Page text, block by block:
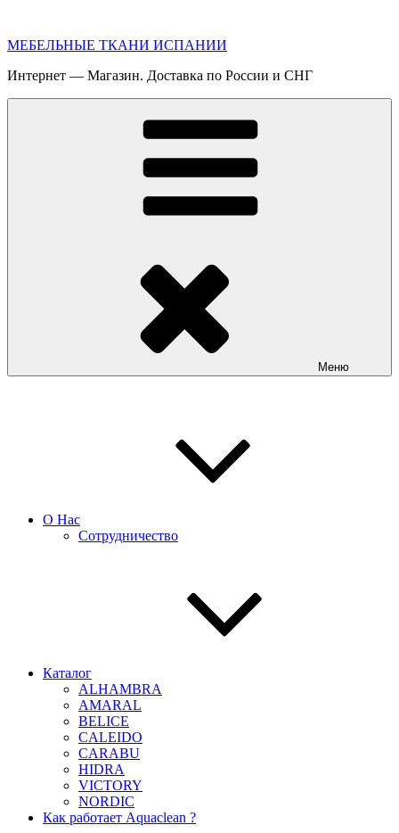
содержимому
МЕБЕЛЬНЫЕ ТКАНИ ИСПАНИИ
Интернет — Магазин. Доставка по России и СНГ
Меню
О Нас
Сотрудничество
Каталог
ALHAMBRA
AMARAL
BELICE
CALEIDO
CARABU
HIDRA
VICTORY
NORDIC
Как работает Aquaclean ?